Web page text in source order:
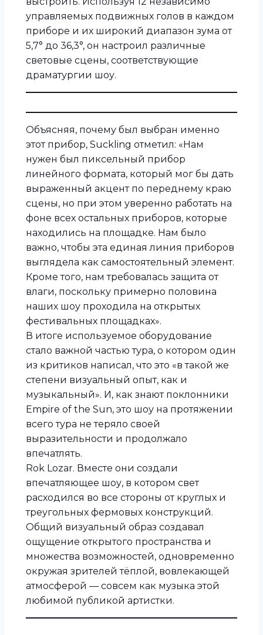
управляемых подвижных голов в каждом
приборе и их широкий диапазон зума от
5,7° до 36,3°, он настроил различные
световые сцены, соответствующие
драматургии шоу.
Объясняя, почему был выбран именно
этот прибор, Suckling отметил: «Нам
нужен был пиксельный прибор
линейного формата, который мог бы дать
выраженный акцент по переднему краю
сцены, но при этом уверенно работать на
фоне всех остальных приборов, которые
находились на площадке. Нам было
важно, чтобы эта единая линия приборов
выглядела как самостоятельный элемент.
Кроме того, нам требовалась защита от
влаги, поскольку примерно половина
наших шоу проходила на открытых
фестивальных площадках».
В итоге используемое оборудование
стало важной частью тура, о котором один
из критиков написал, что это «в такой же
степени визуальный опыт, как и
музыкальный». И, как знают поклонники
Empire of the Sun, это шоу на протяжении
всего тура не теряло своей
выразительности и продолжало
впечатлять.
Rok Lozar. Вместе они создали
впечатляющее шоу, в котором свет
расходился во все стороны от круглых и
треугольных фермовых конструкций.
Общий визуальный образ создавал
ощущение открытого пространства и
множества возможностей, одновременно
окружая зрителей тёплой, вовлекающей
атмосферой — совсем как музыка этой
любимой публикой артистки.